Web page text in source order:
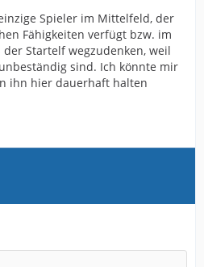
Spieler im Mittelfeld, der
Fähigkeiten verfügt bzw. im
Startelf wegzudenken, weil
sind. Ich könnte mir
ihn hier dauerhaft halten